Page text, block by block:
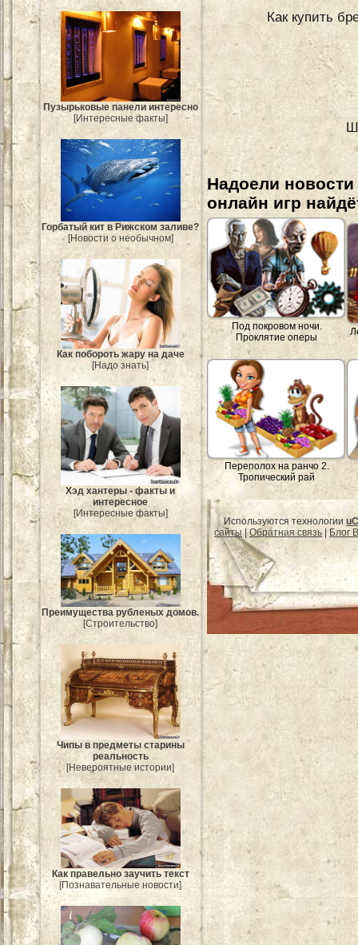
Пузырьковые панели интересно
[Интересные факты]
Горбатый кит в Рижском заливе?
[Новости о необычном]
Как побороть жару на даче
[Надо знать]
Хэд хантеры - факты и
интересное
[Интересные факты]
Преимущества рубленых домов.
[Строительство]
Чипы в предметы старины
реальность
[Невероятные истории]
Как правельно заучить текст
[Познавательные новости]
Как купить
Надоели
онлайн игр
Под покровом ночи.
Проклятие оперы
Переполох на ранчо 2.
Тропический рай
Используются технологии
сайты|Обратная связь Блог